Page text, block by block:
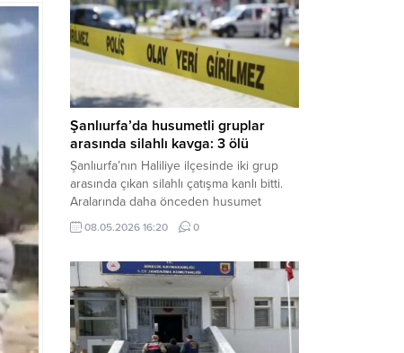
Şanlıurfa’da husumetli gruplar
arasında silahlı kavga: 3 ölü
Şanlıurfa’nın Haliliye ilçesinde iki grup
arasında çıkan silahlı çatışma kanlı bitti.
Aralarında daha önceden husumet
olduğu öğrenilen tarafların kavgası
neticesinde 3 kişi olay yerinde yaşamını
ilçesine bağlı kırsal Konaç Mahallesi’nde
meydana geldi. Edinilen bilgilere göre,
aralarında husumet bulunan iki grup
arasında henüz belirlenemeyen bir...
08.05.2026 16:20 0